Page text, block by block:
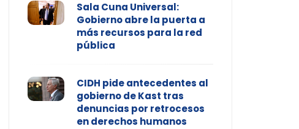
Sala Cuna Universal:
Gobierno abre la puerta a
más recursos para la red
pública
CIDH pide antecedentes al
gobierno de Kast tras
denuncias por retrocesos
en derechos humanos